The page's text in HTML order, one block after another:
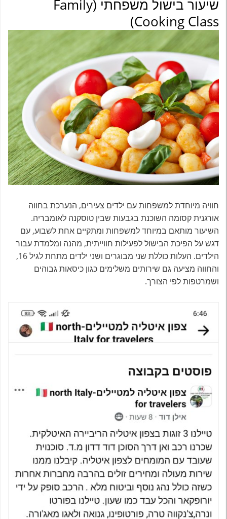
שיעור בישול משפחתי (Family
Cooking Class)
חוויה מיוחדת למשפחות עם ילדים צעירים, הנערכת בחווה
אורגנית קסומה השוכנת בגבעות שבין טוסקנה לאומבריה.
השיעור מותאם במיוחד למשפחות ומתקיים אחת לשבוע, עם
דגש על הפיכת הבישול לפעילות חווייתית, מהנה ומלמדת עבור
הילדים. העלות כוללת שני מבוגרים ושני ילדים מתחת לגיל 16,
והחווה מציעה גם שירותים משלימים כגון כיסאות גבוהים
ושמרטפות לפי הצורך.